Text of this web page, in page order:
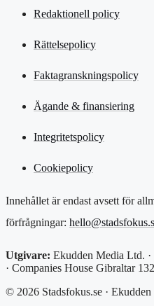
Redaktionell policy
Rättelsepolicy
Faktagranskningspolicy
Ägande & finansiering
Integritetspolicy
Cookiepolicy
Innehållet är endast avsett för
förfrågningar:
Utgivare: Ekudden Media Ltd. ·
· Companies House Gibraltar
© 2026 Stadsfokus.se ·